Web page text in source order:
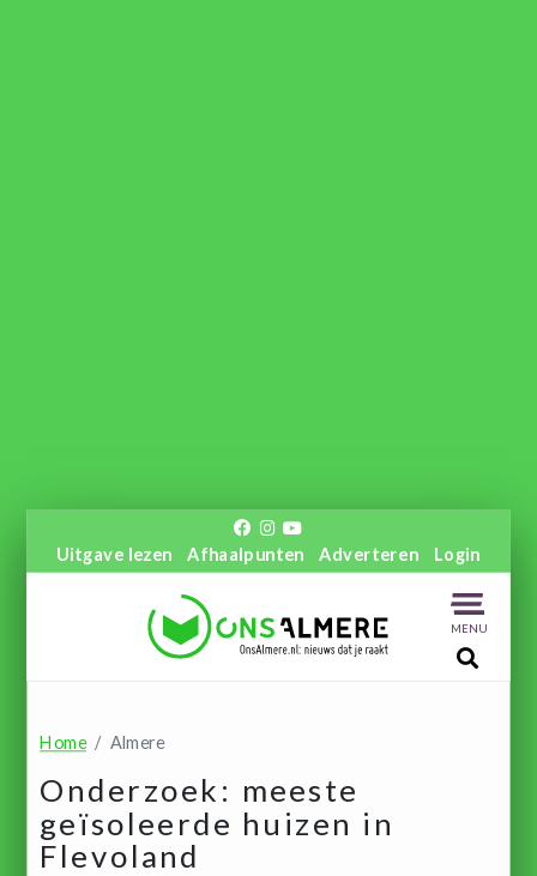
Uitgave lezen Afhaalpunten Adverteren Login
MENU
Home Almere
Onderzoek: meeste
geïsoleerde huizen in
Flevoland